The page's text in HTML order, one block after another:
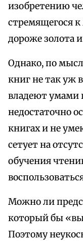
изобретению
стремящегося
дороже золота
Однако, по
книг не так уж
владеют умами
недостаточно
книгах и не
сетует на
обучения
Можно ли
который бы
Поэтому